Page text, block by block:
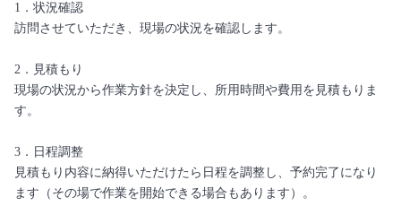
1．状況確認
訪問させていただき、現場の状況を確認します。
2．見積もり
現場の状況から作業方針を決定し、所用時間や費用を見積もりま
す。
3．日程調整
見積もり内容に納得いただけたら日程を調整し、予約完了になり
ます（その場で作業を開始できる場合もあります）。